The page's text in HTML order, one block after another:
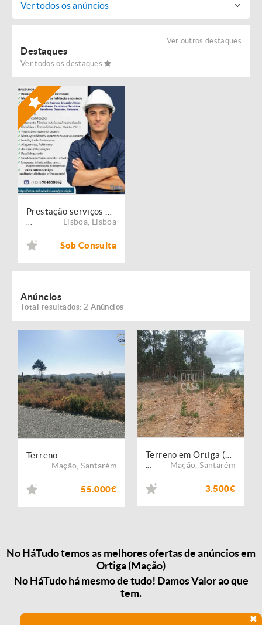
Ver todos os anúncios
Ver outros destaques
Destaques
Ver todos os destaques
Lisboa Lisboa
Sob Consulta
Anúncios
Total resultados: 2 Anúncios
Terreno
Mação ,Santarém
55.000€
Mação ,Santarém
3.500€
No HáTudo temos as melhores ofertas de anúncios em
Ortiga (Mação)
No HáTudo há mesmo de tudo! Damos Valor ao que
tem.